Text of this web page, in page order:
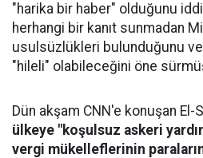
"harika bir haber" olduğunu
herhangi bir kanıt sunmadan
usulsüzlükleri bulunduğunu
"hileli" olabileceğini öne
Dün akşam CNN'e konuşan El-
ülkeye "koşulsuz askeri
vergi mükelleflerinin